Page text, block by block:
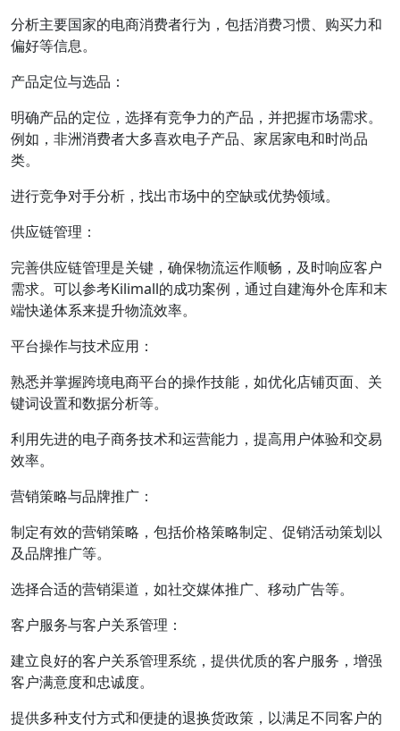
分析主要国家的电商消费者行为，包括消费习惯、购买力和
偏好等信息。
产品定位与选品：
明确产品的定位，选择有竞争力的产品，并把握市场需求。
例如，非洲消费者大多喜欢电子产品、家居家电和时尚品
类。
进行竞争对手分析，找出市场中的空缺或优势领域。
供应链管理：
完善供应链管理是关键，确保物流运作顺畅，及时响应客户
需求。可以参考Kilimall的成功案例，通过自建海外仓库和末
端快递体系来提升物流效率。
平台操作与技术应用：
熟悉并掌握跨境电商平台的操作技能，如优化店铺页面、关
键词设置和数据分析等。
利用先进的电子商务技术和运营能力，提高用户体验和交易
效率。
营销策略与品牌推广：
制定有效的营销策略，包括价格策略制定、促销活动策划以
及品牌推广等。
选择合适的营销渠道，如社交媒体推广、移动广告等。
客户服务与客户关系管理：
建立良好的客户关系管理系统，提供优质的客户服务，增强
客户满意度和忠诚度。
提供多种支付方式和便捷的退换货政策，以满足不同客户的